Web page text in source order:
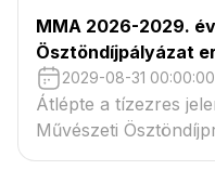
MMA 2026-2029.
Ösztöndíjpályázat
2029-08-31 00:00:00
Átlépte a tízezres
Művészeti
tartaléklistás